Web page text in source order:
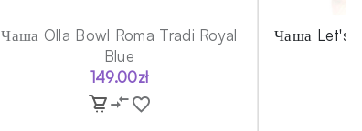
Чаша Olla Bowl Roma Tradi Royal
Blue
149.00zł
Чаша Let's